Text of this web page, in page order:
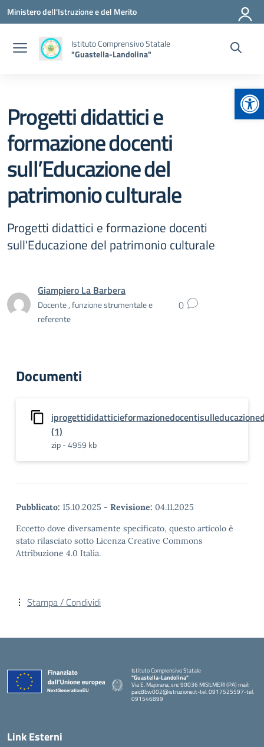
Vai ai contenuti
Vai al menu di navigazione
Vai al footer
Ministero dell'Istruzione e del Merito
Istituto Comprensivo Statale
"Guastella-Landolina"
Progetti didattici e
formazione docenti
sull’Educazione del
patrimonio culturale
Progetti didattici e formazione docenti
sull'Educazione del patrimonio culturale
Giampiero La Barbera
Docente , funzione strumentale e
referente
0
Documenti
(1)
zip - 4959 kb
Pubblicato: 15.10.2025 - Revisione: 04.11.2025
Eccetto dove diversamente specificato, questo articolo è
stato rilasciato sotto Licenza Creative Commons
Attribuzione 4.0 Italia.
Stampa / Condividi
Istituto Comprensivo Statale
"Guastella-Landolina"
Via E. Majorana, snc 90036 MISILMERI (PA) mail:
paic8bw002@istruzione.it-tel. 0917525597-tel.
091546899
Link Esterni